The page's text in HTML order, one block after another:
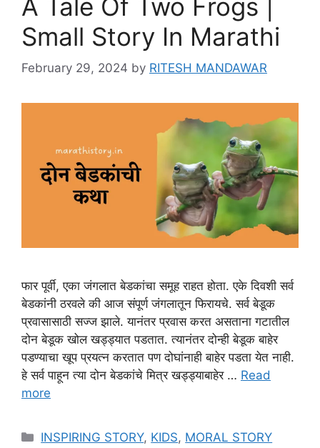
A Tale Of Two Frogs |
Small Story In Marathi
February 29, 2024 by RITESH MANDAWAR
फार पूर्वी, एका जंगलात बेडकांचा समूह राहत होता. एके दिवशी सर्व
बेडकांनी ठरवले की आज संपूर्ण जंगलातून फिरायचे. सर्व बेडूक
प्रवासासाठी सज्ज झाले. यानंतर प्रवास करत असताना गटातील
दोन बेडूक खोल खड्ड्यात पडतात. त्यानंतर दोन्ही बेडूक बाहेर
पडण्याचा खूप प्रयत्न करतात पण दोघांनाही बाहेर पडता येत नाही.
हे सर्व पाहून त्या दोन बेडकांचे मित्र खड्ड्याबाहेर … Read
more
Categories
INSPIRING STORY, KIDS, MORAL STORY